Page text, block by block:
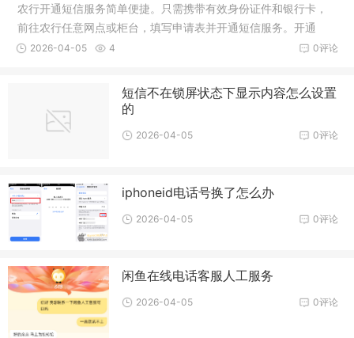
农行开通短信服务简单便捷。只需携带有效身份证件和银行卡，
前往农行任意网点或柜台，填写申请表并开通短信服务。开通
后，账户变动将实时以短信形式通知，确保账户安全。
0评论
2026-04-05 4
短信不在锁屏状态下显示内容怎么设置
的
0评论
2026-04-05
iphoneid电话号换了怎么办
0评论
2026-04-05
闲鱼在线电话客服人工服务
0评论
2026-04-05